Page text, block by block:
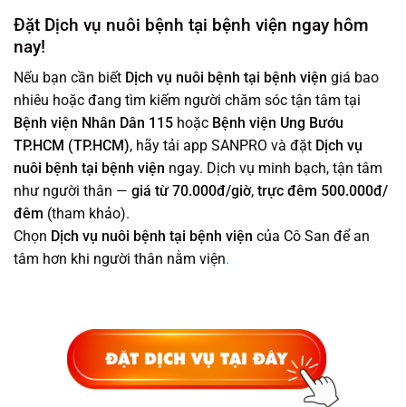
Đặt Dịch vụ nuôi bệnh tại bệnh viện ngay hôm
nay!
Nếu bạn cần biết Dịch vụ nuôi bệnh tại bệnh viện giá bao
nhiêu hoặc đang tìm kiếm người chăm sóc tận tâm tại
Bệnh viện Nhân Dân 115 hoặc Bệnh viện Ung Bướu
TP.HCM (TP.HCM), hãy tải app SANPRO và đặt Dịch vụ
nuôi bệnh tại bệnh viện ngay. Dịch vụ minh bạch, tận tâm
như người thân — giá từ 70.000đ/giờ, trực đêm 500.000đ/
đêm (tham khảo).
Chọn Dịch vụ nuôi bệnh tại bệnh viện của Cô San để an
tâm hơn khi người thân nằm viện.